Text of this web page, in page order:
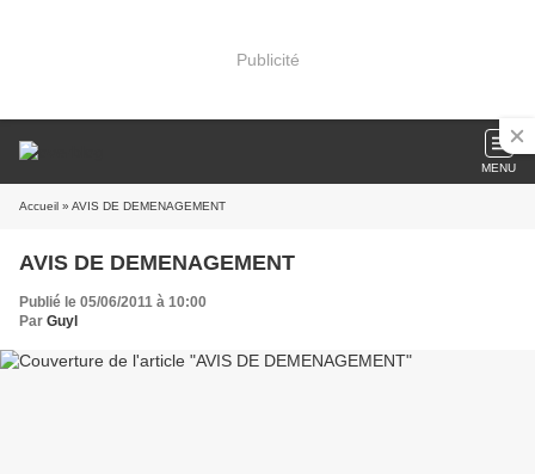
Publicité
MENU
Accueil » AVIS DE DEMENAGEMENT
AVIS DE DEMENAGEMENT
Publié le 05/06/2011 à 10:00
Par Guyl